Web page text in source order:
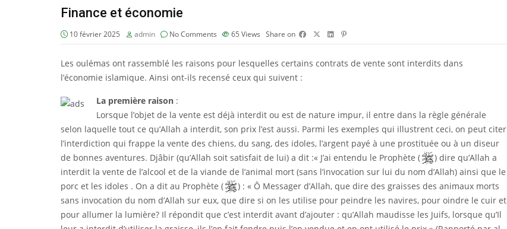
Finance et économie
10 février 2025 admin No Comments 65 Views Share on
Les oulémas ont rassemblé les raisons pour lesquelles certains contrats de vente sont interdits dans
l’économie islamique. Ainsi ont-ils recensé ceux qui suivent :
La première raison :
Lorsque l’objet de la vente est déjà interdit ou est de nature impur, il entre dans la règle générale
selon laquelle tout ce qu’Allah a interdit, son prix l’est aussi. Parmi les exemples qui illustrent ceci, on peut citer
l’interdiction qui frappe la vente des chiens, du sang, des idoles, l’argent payé à une prostituée ou à un diseur
de bonnes aventures. Djâbir (qu’Allah soit satisfait de lui) a dit :« J’ai entendu le Prophète (
) dire qu’Allah a
interdit la vente de l’alcool et de la viande de l’animal mort (sans l’invocation sur lui du nom d’Allah) ainsi que le
porc et les idoles . On a dit au Prophète (
) : « Ô Messager d’Allah, que dire des graisses des animaux morts
sans invocation du nom d’Allah sur eux, que dire si on les utilise pour peindre les navires, pour oindre le cuir et
pour allumer la lumière? Il répondit que c’est interdit avant d’ajouter : qu’Allah maudisse les Juifs, lorsque qu’Il